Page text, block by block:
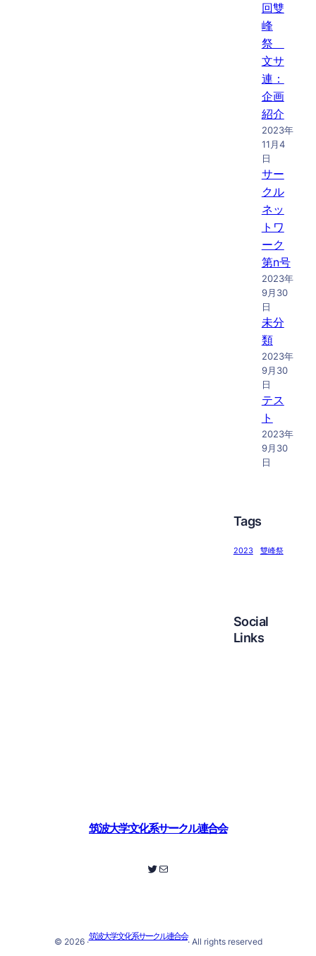
回雙
峰
祭
文サ
連：
企画
紹介
2023年
11月4
日
サー
クル
ネッ
トワ
ーク
第n号
2023年
9月30
日
未分
類
2023年
9月30
日
テス
ト
2023年
9月30
日
Tags
2023 雙峰祭
Social
Links
筑波大学文化系サークル連合会
Twitter メール
© 2026 ·
筑波大学文化系サークル連合会
· All rights reserved